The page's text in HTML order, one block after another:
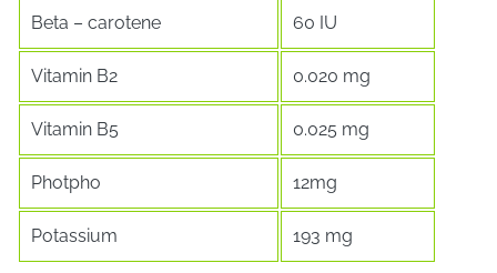
Beta – carotene 60 IU
Vitamin B2 0.020 mg
Vitamin B5 0.025 mg
Photpho 12mg
Potassium 193 mg